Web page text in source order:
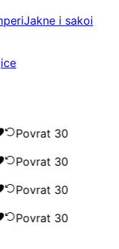
Jakne i sakoi
Povrat 30
Povrat 30
Povrat 30
Povrat 30